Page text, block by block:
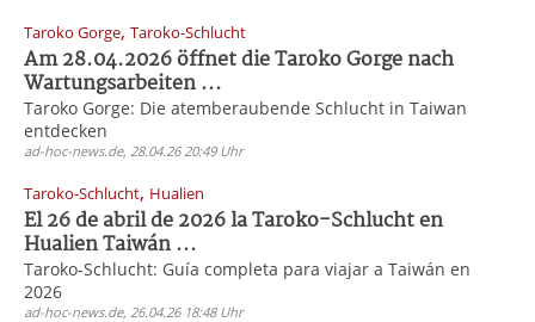
Taroko Gorge, Taroko-Schlucht
Am 28.04.2026 öffnet die Taroko Gorge nach
Wartungsarbeiten ...
Taroko Gorge: Die atemberaubende Schlucht in Taiwan
entdecken
ad-hoc-news.de, 28.04.26 20:49 Uhr
Taroko-Schlucht, Hualien
El 26 de abril de 2026 la Taroko-Schlucht en
Hualien Taiwán ...
Taroko-Schlucht: Guía completa para viajar a Taiwán en
2026
ad-hoc-news.de, 26.04.26 18:48 Uhr